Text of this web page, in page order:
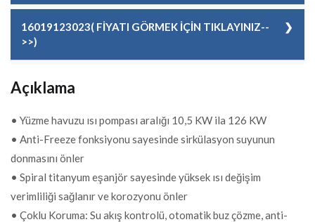
24 kW
FİYAT
16019123023( FİYATI GÖRMEK İÇİN TIKLAYINIZ--
>>)
Açıklama
• Yüzme havuzu ısı pompası aralığı 10,5 KW ila 126 KW
• Anti-Freeze fonksiyonu sayesinde sirkülasyon suyunun
donmasını önler
• Spiral titanyum eşanjör sayesinde yüksek ısı değişim
verimliliği sağlanır ve korozyonu önler
• Çoklu Koruma: Su akış kontrolü, otomatik buz çözme, anti-